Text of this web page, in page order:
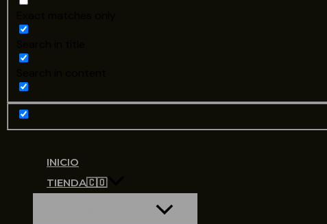
INICIO
TIENDA🇨🇴